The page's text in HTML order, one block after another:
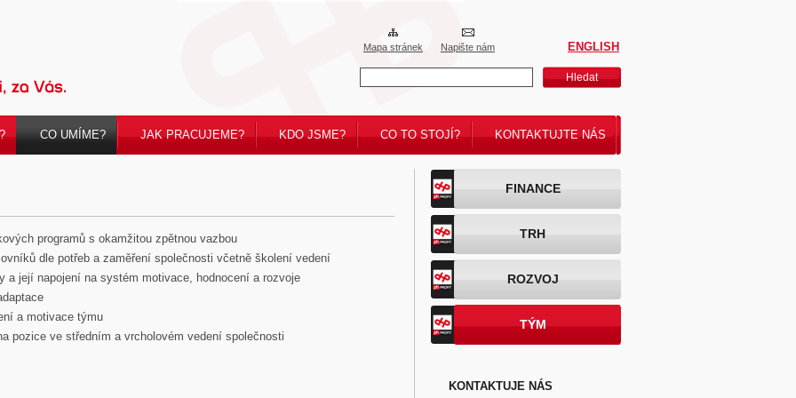
Mapa stránek Napište nám ENGLISH
Hledat
CO UMÍME? JAK PRACUJEME? KDO JSME? CO TO STOJÍ? KONTAKTUJTE NÁS
programů s okamžitou zpětnou vazbou
dle potřeb a zaměření společnosti včetně školení vedení
a její napojení na systém motivace, hodnocení a rozvoje
a motivace týmu
pozice ve středním a vrcholovém vedení společnosti
FINANCE
TRH
ROZVOJ
TÝM
KONTAKTUJE NÁS